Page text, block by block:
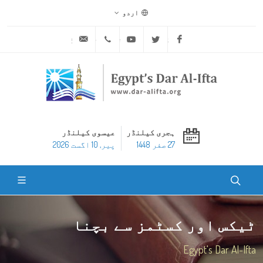
اردو
Facebook
Twitter
Youtube
ہجری کیلنڈر
27 صفر 1448
عیسوی کیلنڈر
پير, 10 اگست 2026
ٹیکس اور کسٹمز سے بچنا
Egypt's Dar Al-Ifta